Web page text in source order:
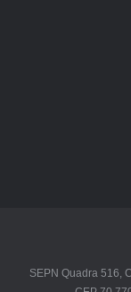
SEPN Quadra 516,